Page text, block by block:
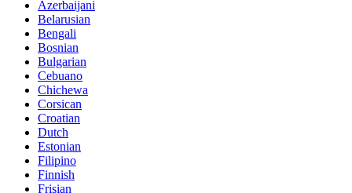
Azerbaijani
Belarusian
Bengali
Bosnian
Bulgarian
Cebuano
Chichewa
Corsican
Croatian
Dutch
Estonian
Filipino
Finnish
Frisian